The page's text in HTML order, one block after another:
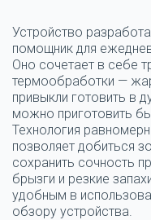
Устройство
помощник для
Оно сочетает в себе
термообработки —
привыкли готовить в
можно приготовить
Технология
позволяет добиться
сохранить сочность
брызги и резкие
удобным в
обзору устройства.